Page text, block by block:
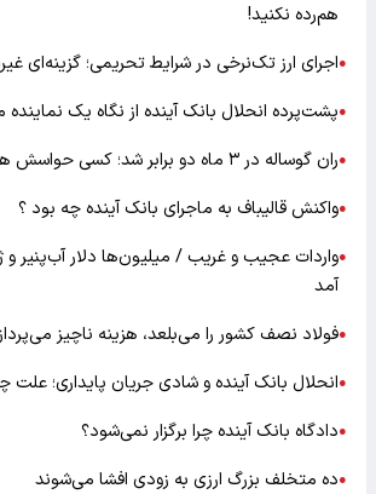
هم‌رده نکنید!
●اجرای ارز تک‌نرخی در شرایط تحریمی؛ گزینه‌ای
●پشت‌پرده انحلال بانک آینده از نگاه یک
●ران گوساله در ۳ ماه دو برابر شد؛ کسی حواسش هست؟
●واکنش قالیباف به ماجرای بانک آینده چه بود ؟
●واردات عجیب و غریب / میلیون‌ها دلار آب‌پنیر و
آمد
●فولاد نصف کشور را می‌بلعد، هزینه ناچیز
●انحلال بانک آینده و شادی جریان پایداری؛
●دادگاه بانک آینده چرا برگزار نمی‌شود؟
●ده متخلف بزرگ ارزی به زودی افشا می‌شوند